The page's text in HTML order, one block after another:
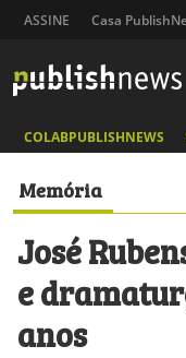
ASSINE Casa
COLABPUBLISHNEWS
Memória
José
e
anos